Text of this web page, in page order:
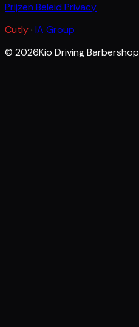
Prijzen Beleid Privacy
Cutly· IA Group
© 2026Kio Driving Barbershop